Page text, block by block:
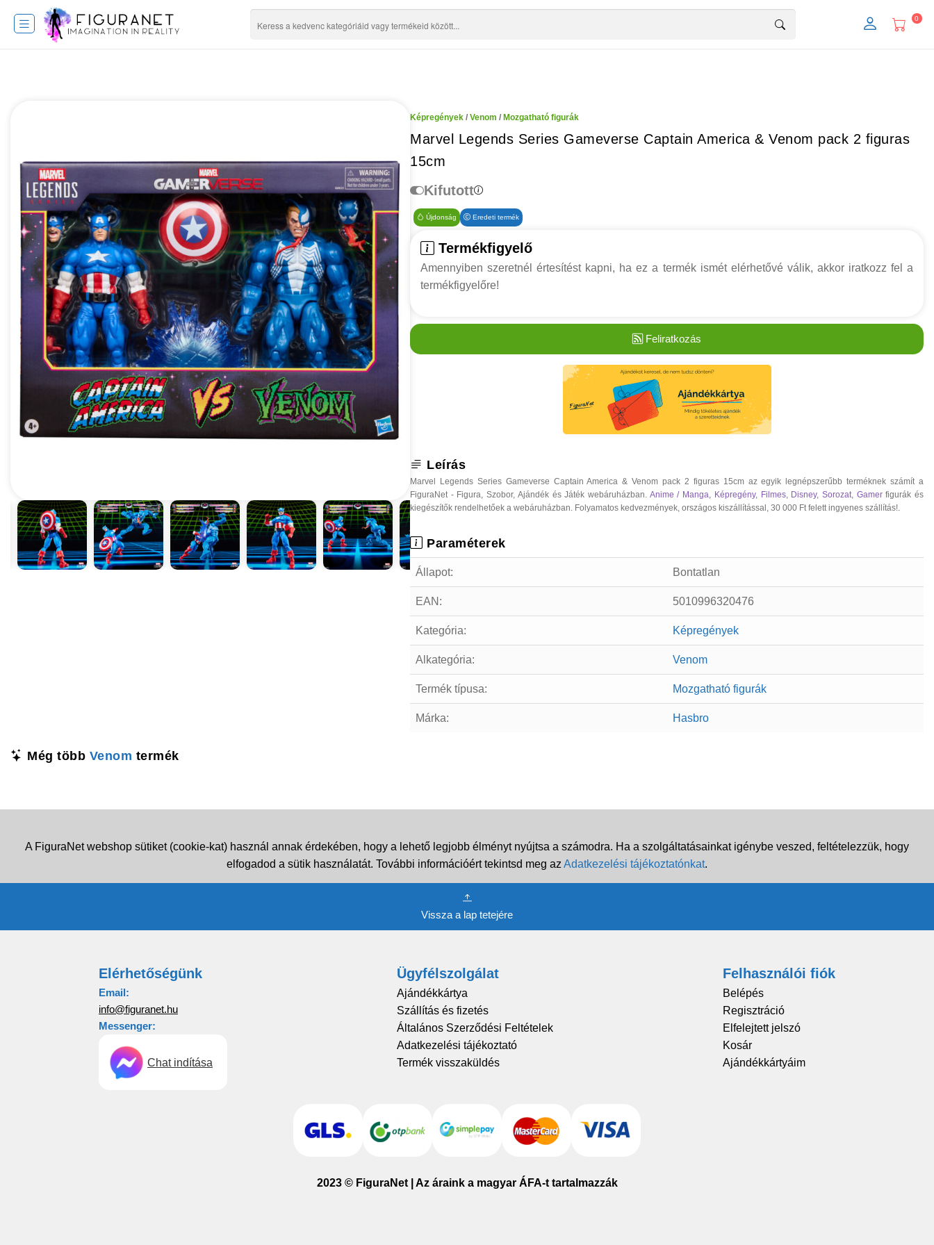
0
Képregények / Venom / Mozgatható figurák
Marvel Legends Series Gameverse Captain America & Venom pack 2 figuras
15cm
Kifutott
Újdonság Eredeti termék
Termékfigyelő
Amennyiben szeretnél értesítést kapni, ha ez a termék ismét elérhetővé válik, akkor iratkozz fel a
termékfigyelőre!
Feliratkozás
Leírás
Marvel Legends Series Gameverse Captain America & Venom pack 2 figuras 15cm az egyik legnépszerűbb terméknek számít a
FiguraNet - Figura, Szobor, Ajándék és Játék webáruházban. Anime / Manga Képregény, Filmes, Disney, Sorozat, Gamerfigurák és
kiegészítők rendelhetőek a webáruházban. Folyamatos kedvezmények, országos kiszállítással, 30 000 Ft felett ingyenes szállítás!.
Paraméterek
Állapot: Bontatlan
EAN: 5010996320476
Kategória: Képregények
Alkategória: Venom
Termék típusa: Mozgatható figurák
Márka: Hasbro
Még több Venom termék
A FiguraNet webshop sütiket (cookie-kat) használ annak érdekében, hogy a lehető legjobb élményt nyújtsa a számodra. Ha a szolgáltatásainkat igénybe veszed, feltételezzük, hogy
elfogadod a sütik használatát. További információért tekintsd meg az Adatkezelési tájékoztatónkat.
Vissza a lap tetejére
Elérhetőségünk
Email:
info@figuranet.hu
Messenger:
Chat indítása
Ügyfélszolgálat
Ajándékkártya
Szállítás és fizetés
Általános Szerződési Feltételek
Adatkezelési tájékoztató
Termék visszaküldés
Felhasználói fiók
Belépés
Regisztráció
Elfelejtett jelszó
Kosár
Ajándékkártyáim
2023 © FiguraNet | Az áraink a magyar ÁFA-t tartalmazzák